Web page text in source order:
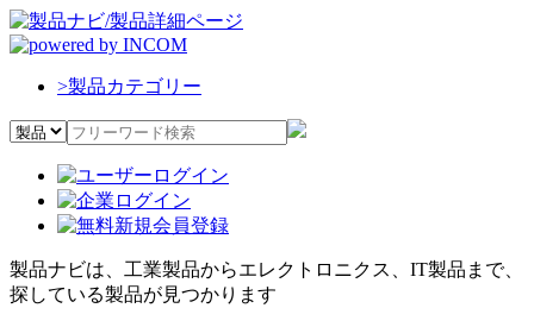
>製品カテゴリー
製品ナビは、工業製品からエレクトロニクス、IT製品まで、
探している製品が見つかります